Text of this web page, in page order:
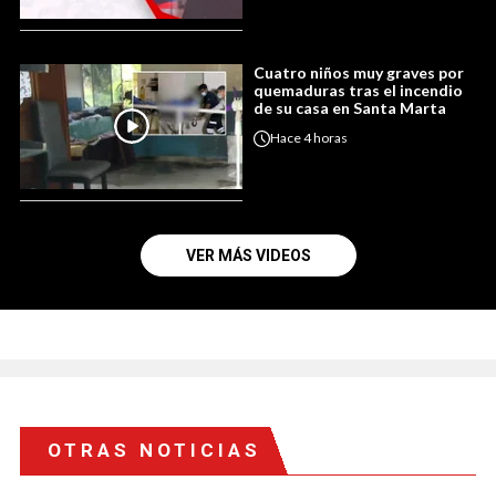
Cuatro niños muy graves por
quemaduras tras el incendio
de su casa en Santa Marta
Hace4 horas
VER MÁS VIDEOS
OTRAS NOTICIAS